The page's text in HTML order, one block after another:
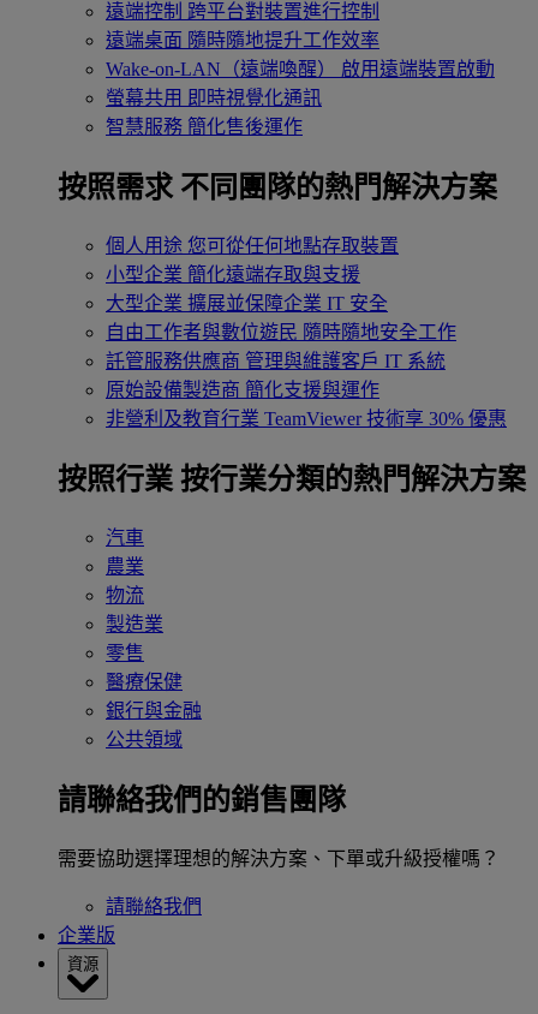
遠端控制 跨平台對裝置進行控制
遠端桌面 隨時隨地提升工作效率
Wake-on-LAN（遠端喚醒）
啟用遠端裝置啟動
螢幕共用 即時視覺化通訊
智慧服務 簡化售後運作
按照需求 不同團隊的熱門解決方案
個人用途 您可從任何地點存取裝置
小型企業 簡化遠端存取與支援
大型企業 擴展並保障企業 IT 安全
自由工作者與數位遊民 隨時隨地安全工作
託管服務供應商 管理與維護客戶 IT 系統
原始設備製造商 簡化支援與運作
非營利及教育行業 TeamViewer 技術享 30% 優惠
按照行業 按行業分類的熱門解決方案
汽車
農業
物流
製造業
零售
醫療保健
銀行與金融
公共領域
請聯絡我們的銷售團隊
需要協助選擇理想的解決方案、下單或升級授權嗎？
請聯絡我們
企業版
資源